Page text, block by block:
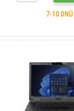
7-10 DNŮ